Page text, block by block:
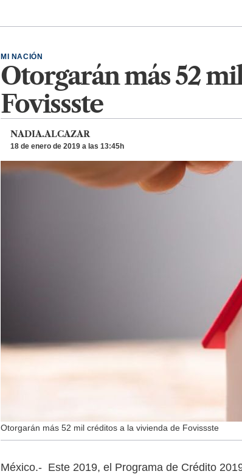
Otorgarán más 52
Fovissste
MI NACIÓN
NADIA.ALCAZAR
18 de enero de 2019 a las 13:45h
Otorgarán más 52 mil créditos a la vivienda de Fovissste
México.- Este 2019, el Programa de Crédito